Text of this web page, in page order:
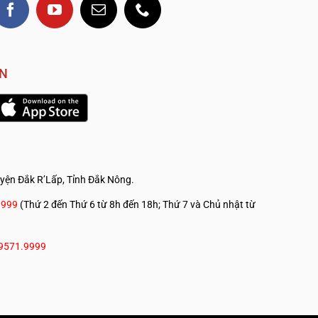
Đắk R’Lấp, Tỉnh Đắk Nông.
(Thứ 2 đến Thứ 6 từ 8h đến 18h; Thứ 7 và Chủ nhật từ